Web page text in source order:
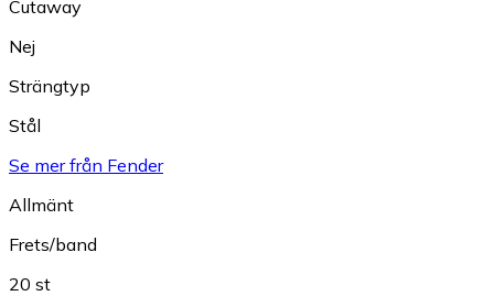
Cutaway
Nej
Strängtyp
Stål
Se mer från Fender
Allmänt
Frets/band
20 st